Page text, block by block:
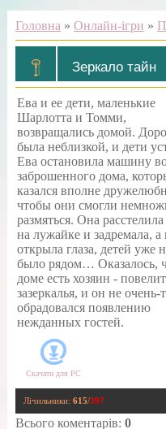
Головна » Онлайн-ігри »
Зеркало тайн
Ева и ее дети, маленькие
Шарлотта и Томми,
возвращались домой.
была неблизкой, и дети
Ева остановила машину
заброшенного дома,
казался вполне
чтобы они смогли
размяться. Она
на лужайке и задремала, а
открыла глаза, детей уже
было рядом… Оказалось,
доме есть хозяин -
зазеркалья, и он не очень-
обрадовался появлению
нежданных гостей.
Скачати для PC
Лічильники: 615/397
Всього коментарів: 0